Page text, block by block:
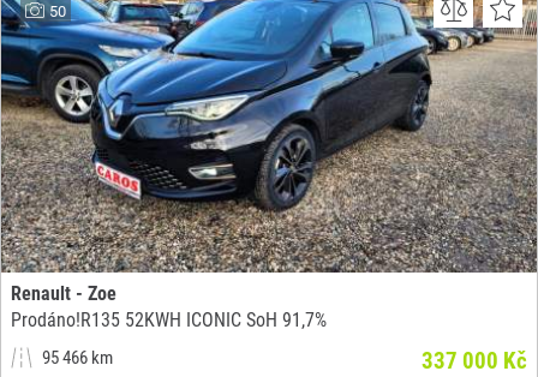
50
Renault - Zoe
Prodáno!R135 52KWH ICONIC SoH 91,7%
95 466 km
337 000 Kč